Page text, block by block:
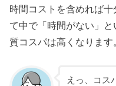
時間コストを含めれば
て中で「時間がない」
質コスパは高くなります
えっ、コス